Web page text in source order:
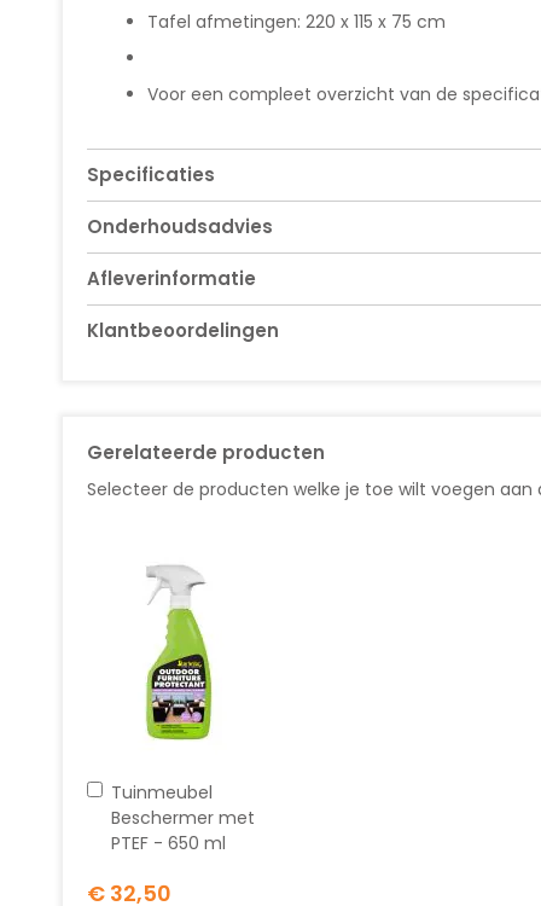
Tafel afmetingen: 220 x 115 x 75 cm
Voor een compleet overzicht van de
Specificaties
Onderhoudsadvies
Afleverinformatie
Klantbeoordelingen
Gerelateerde producten
Selecteer de producten welke je toe wilt voegen aan
Tuinmeubel
Beschermer met
PTEF - 650 ml
€ 32,50
In
winkelwagen